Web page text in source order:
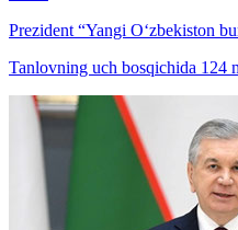
Prezident “Yangi O‘zbekiston
Tanlovning uch bosqichida 124